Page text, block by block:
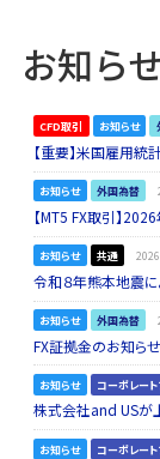
お知ら
CFD取引 お知らせ
【重要】米国雇用
お知らせ 外国為替
【MT5 FX取引】
お知らせ 共通
令和８年熊本地震
お知らせ 外国為替
FX証拠金のお知ら
お知らせ コーポレート
株式会社and USが
お知らせ コーポレート